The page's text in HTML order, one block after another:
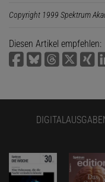
Copyright 1999 Spektrum
Diesen Artikel empfehlen: